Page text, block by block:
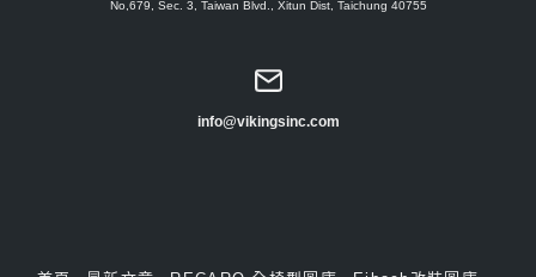
No,679, Sec. 3, Taiwan Blvd., Xitun Dist, Taichung 40755
info@vikingsinc.com